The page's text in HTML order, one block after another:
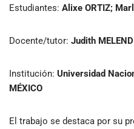
Estudiantes: Alixe ORTIZ;
Docente/tutor: Judith
Institución: Universidad
MÉXICO
El trabajo se destaca por su